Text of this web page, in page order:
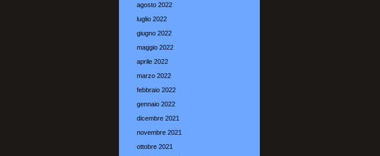
agosto 2022
luglio 2022
giugno 2022
maggio 2022
aprile 2022
marzo 2022
febbraio 2022
gennaio 2022
dicembre 2021
novembre 2021
ottobre 2021